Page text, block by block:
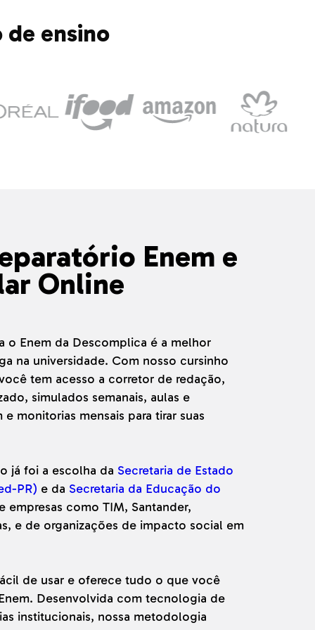
de ensino
Enem e
Online
o Enem da Descomplica é a melhor
na universidade. Com nosso cursinho
tem acesso a corretor de redação,
simulados semanais, aulas e
monitorias mensais para tirar suas
já foi a escolha da Secretaria de Estado
PR) e da Secretaria da Educação do
empresas como TIM, Santander,
e de organizações de impacto social em
de usar e oferece tudo o que você
Desenvolvida com tecnologia de
institucionais, nossa metodologia